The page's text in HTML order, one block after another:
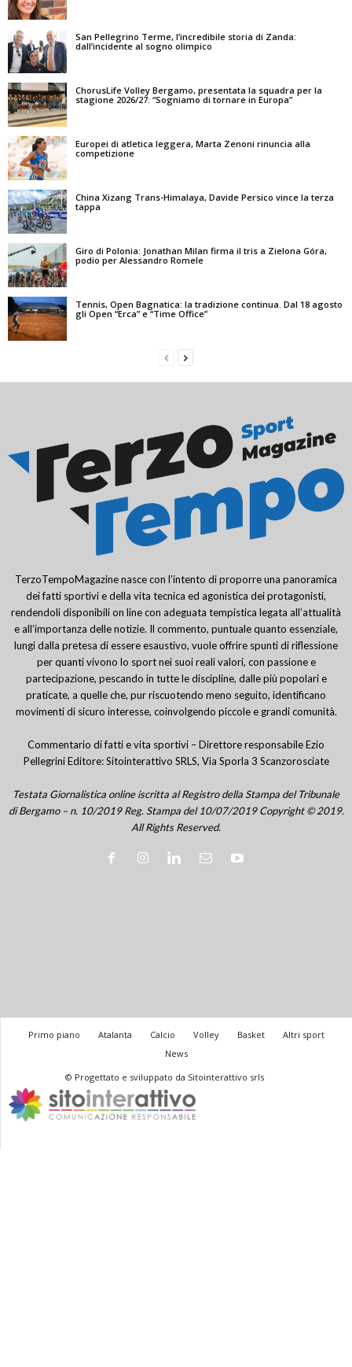
San Pellegrino Terme, l’incredibile storia di Zanda:
dall’incidente al sogno olimpico
ChorusLife Volley Bergamo, presentata la squadra per la
stagione 2026/27: “Sogniamo di tornare in Europa”
Europei di atletica leggera, Marta Zenoni rinuncia alla
competizione
China Xizang Trans-Himalaya, Davide Persico vince la terza
tappa
Giro di Polonia: Jonathan Milan firma il tris a Zielona Góra,
podio per Alessandro Romele
Tennis, Open Bagnatica: la tradizione continua. Dal 18 agosto
gli Open “Erca” e “Time Office”
TerzoTempoMagazine nasce con l’intento di proporre una panoramica
dei fatti sportivi e della vita tecnica ed agonistica dei protagonisti,
rendendoli disponibili on line con adeguata tempistica legata all’attualità
e all’importanza delle notizie. Il commento, puntuale quanto essenziale,
lungi dalla pretesa di essere esaustivo, vuole offrire spunti di riflessione
per quanti vivono lo sport nei suoi reali valori, con passione e
partecipazione, pescando in tutte le discipline, dalle più popolari e
praticate, a quelle che, pur riscuotendo meno seguito, identificano
movimenti di sicuro interesse, coinvolgendo piccole e grandi comunità.
Commentario di fatti e vita sportivi – Direttore responsabile Ezio
Pellegrini Editore: Sitointerattivo SRLS, Via Sporla 3 Scanzorosciate
Testata Giornalistica online iscritta al Registro della Stampa del Tribunale
di Bergamo – n. 10/2019 Reg. Stampa del 10/07/2019 Copyright © 2019.
All Rights Reserved.
Primo piano Atalanta Calcio Volley Basket
Altri sport
News
© Progettato e sviluppato da Sitointerattivo srls